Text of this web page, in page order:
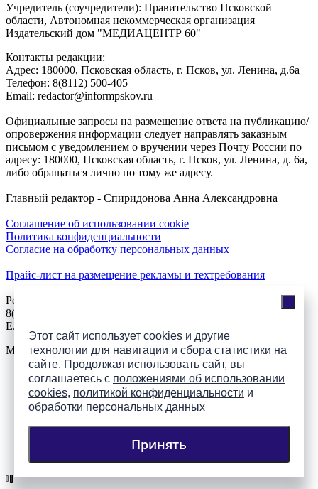
Этот сайт использует cookies и другие
технологии для навигации и сбора статистики на
сайте. Продолжая использовать сайт, вы
соглашаетесь с положениями об использовании
cookies, политикой конфиденциальности и
обработки персональных данных
Принять
Учредитель (соучредители): Правительство Псковской
области, Автономная некоммерческая организация
Издательский дом "МЕДИАЦЕНТР 60"
Контакты редакции:
Адреc: 180000, Псковская область, г. Псков, ул. Ленина, д.6а
Телефон: 8(8112) 500-405
Email: redactor@informpskov.ru
Официальные запросы на размещение ответа на публикацию/
опровержения информации следует направлять заказным
письмом с уведомлением о вручении через Почту России по
адресу: 180000, Псковская область, г. Псков, ул. Ленина, д. 6а,
либо обращаться лично по тому же адресу.
Главный редактор - Спиридонова Анна Александровна
Соглашение об использовании cookie
Политика конфиденциальности
Согласие на обработку персональных данных
Прайс-лист на размещение рекламы и техтребования
Реклама на сайте
8(921)508-52-62, телефон 8(8112) 500-131
E.Sezeikina@mhpsk.ru
Меню
Слушать радио «7 небо» онлайн
Подпишись на группы
ПАИ в соцсетях!